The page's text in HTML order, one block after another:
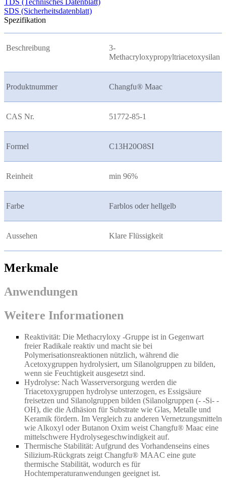
TDS (Technisches Datenblatt)
SDS (Sicherheitsdatenblatt)
Spezifikation
Beschreibung
3-
Methacryloxypropyltriacetoxysilan
Produktnummer Changfu® Maac
CAS Nr. 51772-85-1
Formel C13H20O8SI
Reinheit min 96%
Farbe Farblos oder hellgelb
Aussehen Klare Flüssigkeit
Merkmale
Anwendungen
Weitere Informationen
Reaktivität: Die Methacryloxy -Gruppe ist in Gegenwart
freier Radikale reaktiv und macht sie bei
Polymerisationsreaktionen nützlich, während die
Acetoxygruppen hydrolysiert, um Silanolgruppen zu bilden,
wenn sie Feuchtigkeit ausgesetzt sind.
Hydrolyse: Nach Wasserversorgung werden die
Triacetoxygruppen hydrolyse unterzogen, es Essigsäure
freisetzen und Silanolgruppen bilden (Silanolgruppen (- -Si- -
OH), die die Adhäsion für Substrate wie Glas, Metalle und
Keramik fördern. Im Vergleich zu anderen Vernetzungsmitteln
wie Alkoxyl oder Butanon Oxim weist Changfu® Maac eine
mittelschwere Hydrolysegeschwindigkeit auf.
Thermische Stabilität: Aufgrund des Vorhandenseins eines
Silizium-Rückgrats zeigt Changfu® MAAC eine gute
thermische Stabilität, wodurch es für
Hochtemperaturanwendungen geeignet ist.